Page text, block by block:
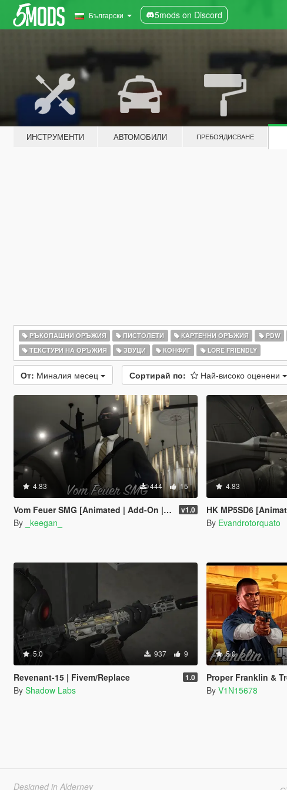
Български 5mods on Discord
ИНСТРУМЕНТИ АВТОМОБИЛИ ПРЕБОЯДИСВАНЕ
РЪКОПАШНИ ОРЪЖИЯ ПИСТОЛЕТИ КАРТЕЧНИ ОРЪЖИЯ PDW
ТЕКСТУРИ НА ОРЪЖИЯ
ЗВУЦИ КОНФИГ LORE FRIENDLY
От: Миналия месец Сортирай по: Най-високо оценени
4.83 444 15
Vom Feuer SMG [Animated | Add-On | Lore Friendly | FiveM] v1.0
By _keegan_
4.83
HK MP5SD6
By Evandrotorquato
5.0 937 9
Revenant-15 | Fivem/Replace 1.0
By Shadow Labs
5.0
Proper Franklin & Trevor
By V1N15678
Designed in Alderney